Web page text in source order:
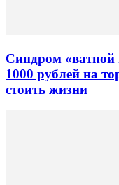
Синдром «ватной
1000 рублей на
стоить жизни